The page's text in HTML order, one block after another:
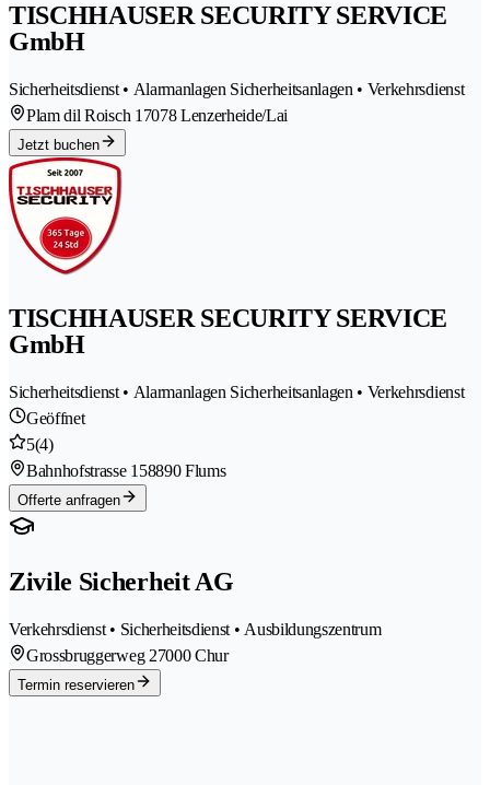
TISCHHAUSER SECURITY SERVICE
GmbH
Sicherheitsdienst • Alarmanlagen Sicherheitsanlagen • Verkehrsdienst
Plam dil Roisch 1 7078 Lenzerheide/Lai
Jetzt buchen
TISCHHAUSER SECURITY SERVICE
GmbH
Sicherheitsdienst • Alarmanlagen Sicherheitsanlagen • Verkehrsdienst
Geöffnet
5(4)
Bahnhofstrasse 158890 Flums
Offerte anfragen
Zivile Sicherheit AG
Verkehrsdienst • Sicherheitsdienst • Ausbildungszentrum
Grossbruggerweg 27000 Chur
Termin reservieren